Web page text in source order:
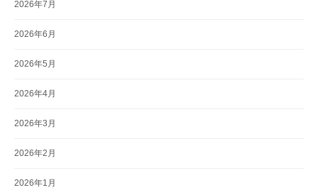
2026年7月
2026年6月
2026年5月
2026年4月
2026年3月
2026年2月
2026年1月